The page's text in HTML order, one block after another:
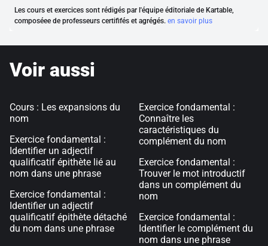
Les cours et exercices sont rédigés par l'équipe éditoriale de Kartable,
composéee de professeurs certififés et agrégés. en savoir plus
Voir aussi
Cours : Les expansions du
nom
Exercice fondamental :
Identifier un adjectif
qualificatif épithète lié au
nom dans une phrase
Exercice fondamental :
Identifier un adjectif
qualificatif épithète détaché
du nom dans une phrase
Exercice fondamental :
Connaître les
caractéristiques du
complément du nom
Exercice fondamental :
Trouver le mot introductif
dans un complément du
nom
Exercice fondamental :
Identifier le complément du
nom dans une phrase